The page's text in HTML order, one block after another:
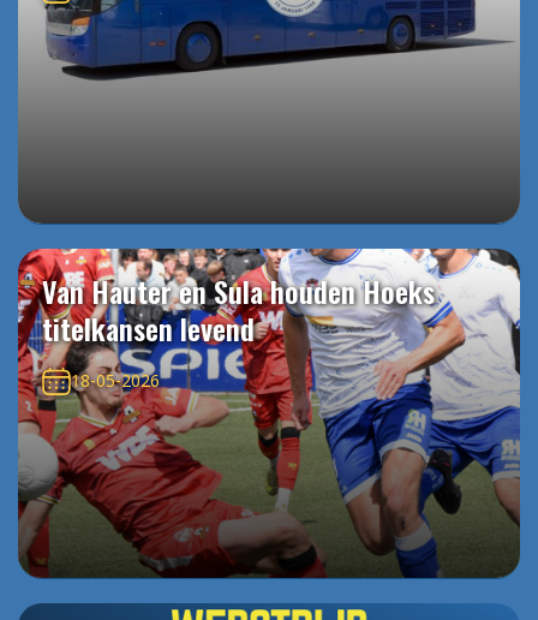
Van Hauter en Sula houden Hoeks
titelkansen levend
18-05-2026